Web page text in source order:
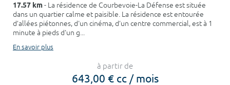
17.57 km- La résidence de Courbevoie-La Défense est située
dans un quartier calme et paisible. La résidence est entourée
d’allées piétonnes, d'un cinéma, d’un centre commercial, est à 1
minute à pieds d'un g...
En savoir plus
à partir de
643,00 € cc / mois